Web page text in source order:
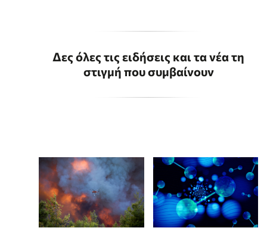
Δες όλες τις ειδήσεις και τα νέα τη
στιγμή που συμβαίνουν